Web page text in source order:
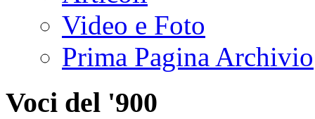
Video e Foto
Prima Pagina Archivio
Voci del '900